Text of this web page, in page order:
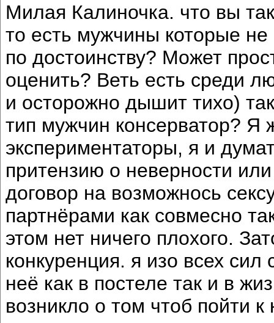
Милая Калиночка. что вы
то есть мужчины которые
по достоинству? Может
оценить? Веть есть среди
и осторожно дышит тихо)
тип мужчин консерватор?
экспериментаторы, я и
притензию о неверности
договор на возможнось
партнёрами как совмесно
этом нет ничего плохого.
конкуренция. я изо всех
неё как в постеле так и в
возникло о том чтоб пойти